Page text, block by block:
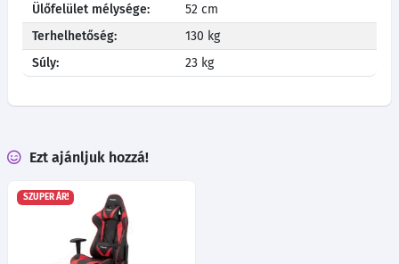
Ülőfelület mélysége:
52 cm
Terhelhetőség:
130 kg
Súly:
23 kg
Ezt ajánljuk hozzá!
SZUPER ÁR!